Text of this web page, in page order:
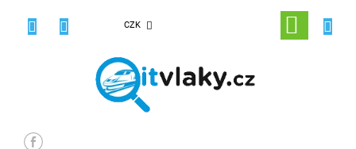
CZK
NÁKUPNÍ
KOŠÍK